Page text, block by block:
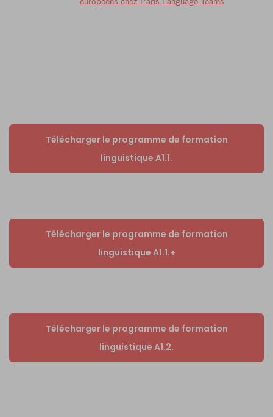
Télécharger le programme de formation
linguistique A1.1.
Télécharger le programme de formation
linguistique A1.1.+
Télécharger le programme de formation
linguistique A1.2.